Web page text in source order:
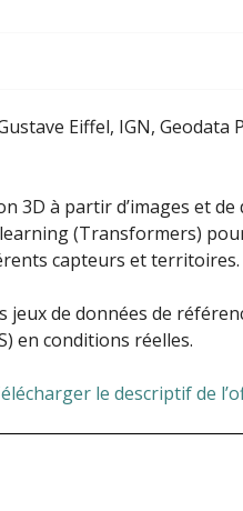
Eiffel, IGN,
à partir d’images et de
(Transformers)
capteurs et territoires.
de données de
en conditions réelles.
le descriptif de